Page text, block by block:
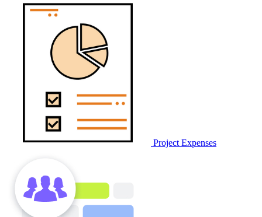
Project Expenses